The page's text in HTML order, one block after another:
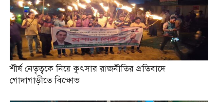
শীর্ষ নেতৃত্বকে নিয়ে কুৎসার রাজনীতির প্রতিবাদে
গোদাগাড়ীতে বিক্ষোভ